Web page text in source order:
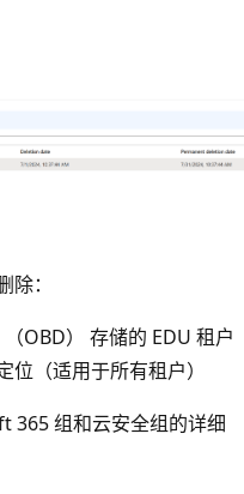
：
OBD） 存储的 EDU 租户
（适用于所有租户）
365 组和云安全组的详细